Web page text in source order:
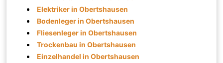
Elektriker in Obertshausen
Bodenleger in Obertshausen
Fliesenleger in Obertshausen
Trockenbau in Obertshausen
Einzelhandel in Obertshausen